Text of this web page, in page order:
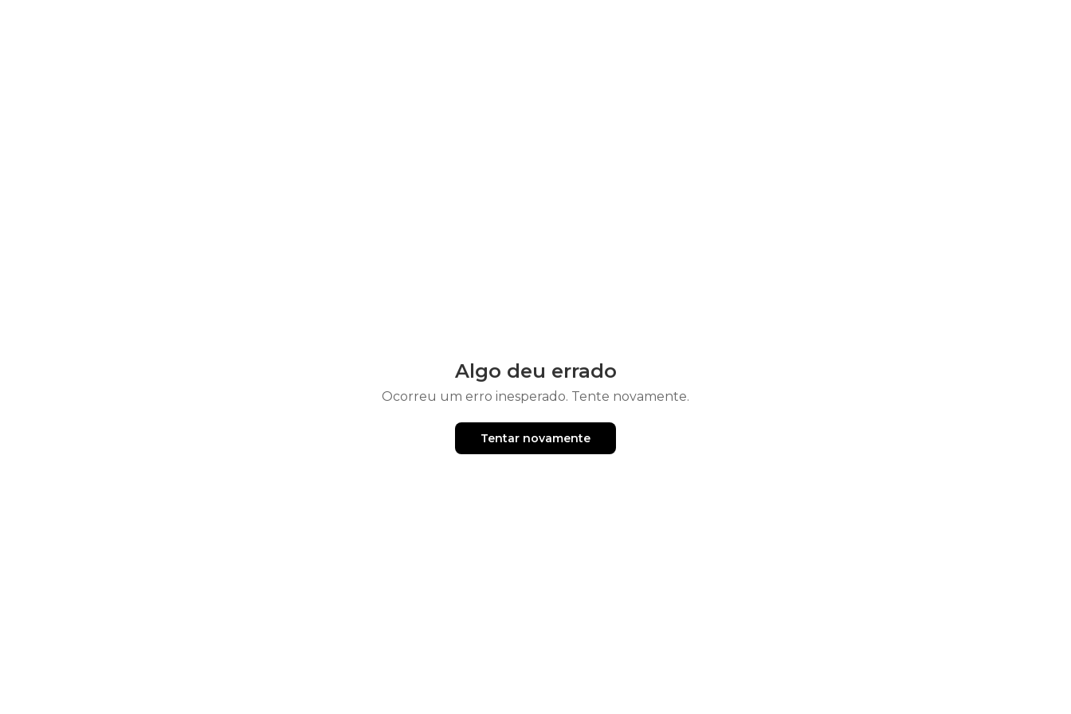
Algo deu errado
Ocorreu um erro inesperado. Tente novamente.
Tentar novamente